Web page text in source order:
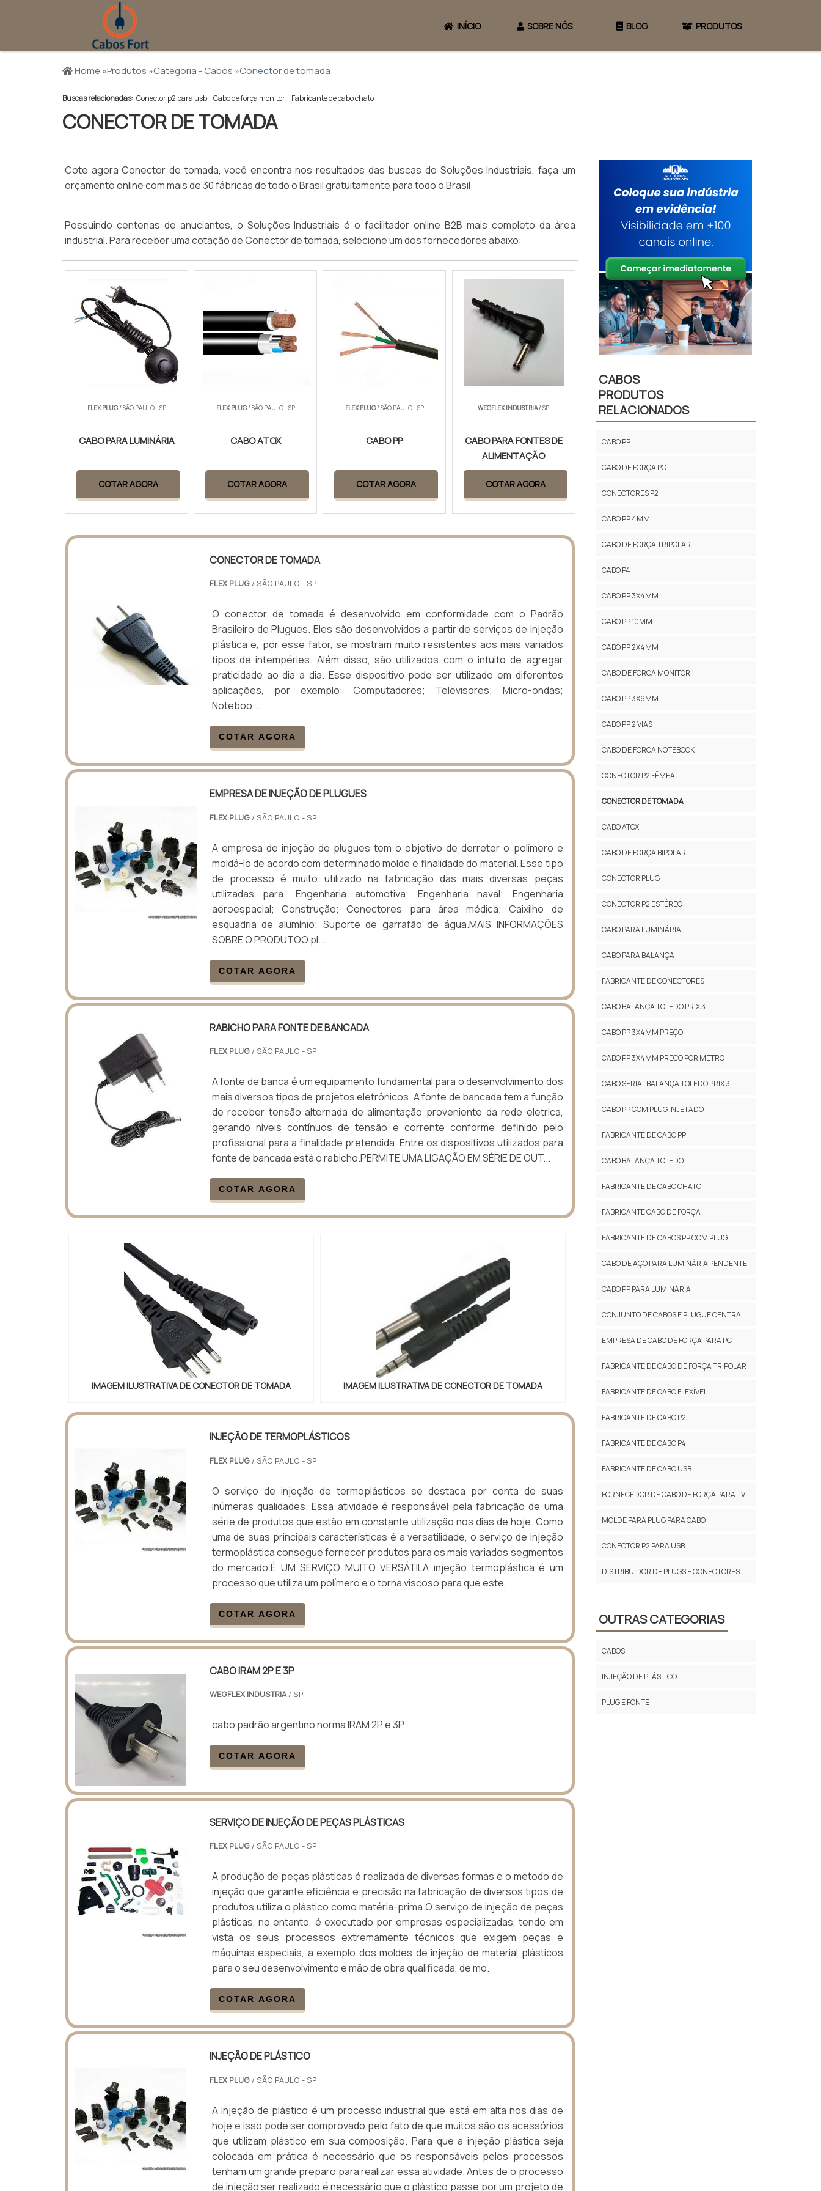
INÍCIO SOBRE NÓS BLOG PRODUTOS
Home »Produtos »Categoria - Cabos »Conector de tomada
Buscas relacionadas: Conector p2 para usb Cabo de força monitor Fabricante de cabo chato
CONECTOR DE TOMADA
Cote agora Conector de tomada, você encontra nos resultados das buscas do Soluções Industriais, faça um
orçamento online com mais de 30 fábricas de todo o Brasil gratuitamente para todo o Brasil
Possuindo centenas de anuciantes, o Soluções Industriais é o facilitador online B2B mais completo da área
industrial. Para receber uma cotação de Conector de tomada, selecione um dos fornecedores abaixo:
FLEX PLUG/ SÃO PAULO - SP
CABO PARA LUMINÁRIA
COTAR AGORA
FLEX PLUG/ SÃO PAULO - SP
CABO ATOX
COTAR AGORA
FLEX PLUG/ SÃO PAULO - SP
CABO PP
COTAR AGORA
WEGFLEX INDUSTRIA/ SP
CABO PARA FONTES DE
ALIMENTAÇÃO
COTAR AGORA
CONECTOR DE TOMADA
FLEX PLUG / SÃO PAULO - SP
O conector de tomada é desenvolvido em conformidade com o Padrão
Brasileiro de Plugues. Eles são desenvolvidos a partir de serviços de injeção
plástica e, por esse fator, se mostram muito resistentes aos mais variados
tipos de intempéries. Além disso, são utilizados com o intuito de agregar
praticidade ao dia a dia. Esse dispositivo pode ser utilizado em diferentes
aplicações, por exemplo: Computadores; Televisores; Micro-ondas;
Noteboo...
COTAR AGORA
EMPRESA DE INJEÇÃO DE PLUGUES
FLEX PLUG / SÃO PAULO - SP
A empresa de injeção de plugues tem o objetivo de derreter o polímero e
moldá-lo de acordo com determinado molde e finalidade do material. Esse tipo
de processo é muito utilizado na fabricação das mais diversas peças
utilizadas para: Engenharia automotiva; Engenharia naval; Engenharia
aeroespacial; Construção; Conectores para área médica; Caixilho de
esquadria de alumínio; Suporte de garrafão de água.MAIS INFORMAÇÕES
SOBRE O PRODUTOO pl...
COTAR AGORA
RABICHO PARA FONTE DE BANCADA
FLEX PLUG / SÃO PAULO - SP
A fonte de banca é um equipamento fundamental para o desenvolvimento dos
mais diversos tipos de projetos eletrônicos. A fonte de bancada tem a função
de receber tensão alternada de alimentação proveniente da rede elétrica,
gerando níveis contínuos de tensão e corrente conforme definido pelo
profissional para a finalidade pretendida. Entre os dispositivos utilizados para
fonte de bancada está o rabicho.PERMITE UMA LIGAÇÃO EM SÉRIE DE OUT...
COTAR AGORA
IMAGEM ILUSTRATIVA DE CONECTOR DE TOMADA IMAGEM ILUSTRATIVA DE CONECTOR DE TOMADA
INJEÇÃO DE TERMOPLÁSTICOS
FLEX PLUG/ SÃO PAULO - SP
O serviço de injeção de termoplásticos se destaca por conta de suas
inúmeras qualidades. Essa atividade é responsável pela fabricação de uma
série de produtos que estão em constante utilização nos dias de hoje. Como
uma de suas principais características é a versatilidade, o serviço de injeção
termoplástica consegue fornecer produtos para os mais variados segmentos
do mercado.É UM SERVIÇO MUITO VERSÁTILA injeção termoplástica é um
processo que utiliza um polímero e o torna viscoso para que este,.
COTAR AGORA
CABO IRAM 2P E 3P
WEGFLEX INDUSTRIA/ SP
cabo padrão argentino norma IRAM 2P e 3P
COTAR AGORA
SERVIÇO DE INJEÇÃO DE PEÇAS PLÁSTICAS
FLEX PLUG/ SÃO PAULO - SP
A produção de peças plásticas é realizada de diversas formas e o método de
injeção que garante eficiência e precisão na fabricação de diversos tipos de
produtos utiliza o plástico como matéria-prima.O serviço de injeção de peças
plásticas, no entanto, é executado por empresas especializadas, tendo em
vista os seus processos extremamente técnicos que exigem peças e
máquinas especiais, a exemplo dos moldes de injeção de material plásticos
para o seu desenvolvimento e mão de obra qualificada, de mo.
COTAR AGORA
INJEÇÃO DE PLÁSTICO
FLEX PLUG/ SÃO PAULO - SP
A injeção de plástico é um processo industrial que está em alta nos dias de
hoje e isso pode ser comprovado pelo fato de que muitos são os acessórios
que utilizam plástico em sua composição. Para que a injeção plástica seja
colocada em prática é necessário que os responsáveis pelos processos
tenham um grande preparo para realizar essa atividade. Antes de o processo
de injeção ser realizado é necessário que o plástico passe por um projeto de
CABOS
PRODUTOS
RELACIONADOS
CABO PP
CABO DE FORÇA PC
CONECTORES P2
CABO PP 4MM
CABO DE FORÇA TRIPOLAR
CABO P4
CABO PP 3X4MM
CABO PP 10MM
CABO PP 2X4MM
CABO DE FORÇA MONITOR
CABO PP 3X6MM
CABO PP 2 VIAS
CABO DE FORÇA NOTEBOOK
CONECTOR P2 FÊMEA
CONECTOR DE TOMADA
CABO ATOX
CABO DE FORÇA BIPOLAR
CONECTOR PLUG
CONECTOR P2 ESTÉREO
CABO PARA LUMINÁRIA
CABO PARA BALANÇA
FABRICANTE DE CONECTORES
CABO BALANÇA TOLEDO PRIX 3
CABO PP 3X4MM PREÇO
CABO PP 3X4MM PREÇO POR METRO
CABO SERIAL BALANÇA TOLEDO PRIX 3
CABO PP COM PLUG INJETADO
FABRICANTE DE CABO PP
CABO BALANÇA TOLEDO
FABRICANTE DE CABO CHATO
FABRICANTE CABO DE FORÇA
FABRICANTE DE CABOS PP COM PLUG
CABO DE AÇO PARA LUMINÁRIA PENDENTE
CABO PP PARA LUMINÁRIA
CONJUNTO DE CABOS E PLUGUE CENTRAL
EMPRESA DE CABO DE FORÇA PARA PC
FABRICANTE DE CABO DE FORÇA TRIPOLAR
FABRICANTE DE CABO FLEXÍVEL
FABRICANTE DE CABO P2
FABRICANTE DE CABO P4
FABRICANTE DE CABO USB
FORNECEDOR DE CABO DE FORÇA PARA TV
MOLDE PARA PLUG PARA CABO
CONECTOR P2 PARA USB
DISTRIBUIDOR DE PLUGS E CONECTORES
OUTRAS CATEGORIAS
CABOS
INJEÇÃO DE PLÁSTICO
PLUG E FONTE